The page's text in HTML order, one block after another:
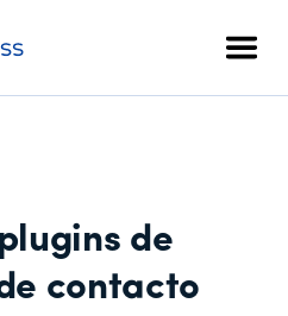
de
contacto